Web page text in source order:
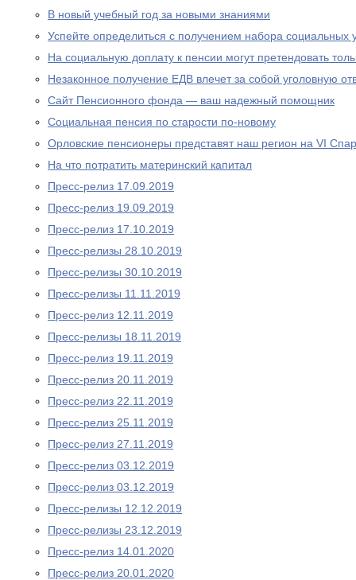
В новый учебный год за новыми знаниями
Успейте определиться с получением набора социальных
На социальную доплату к пенсии могут претендовать
Незаконное получение ЕДВ влечет за собой уголовную
Сайт Пенсионного фонда — ваш надежный помощник
Социальная пенсия по старости по-новому
Орловские пенсионеры представят наш регион на VI
На что потратить материнский капитал
Пресс-релиз 17.09.2019
Пресс-релиз 19.09.2019
Пресс-релиз 17.10.2019
Пресс-релизы 28.10.2019
Пресс-релизы 30.10.2019
Пресс-релизы 11.11.2019
Пресс-релиз 12.11.2019
Пресс-релизы 18.11.2019
Пресс-релиз 19.11.2019
Пресс-релиз 20.11.2019
Пресс-релиз 22.11.2019
Пресс-релиз 25.11.2019
Пресс-релиз 27.11.2019
Пресс-релиз 03.12.2019
Пресс-релиз 03.12.2019
Пресс-релизы 12.12.2019
Пресс-релизы 23.12.2019
Пресс-релиз 14.01.2020
Пресс-релиз 20.01.2020